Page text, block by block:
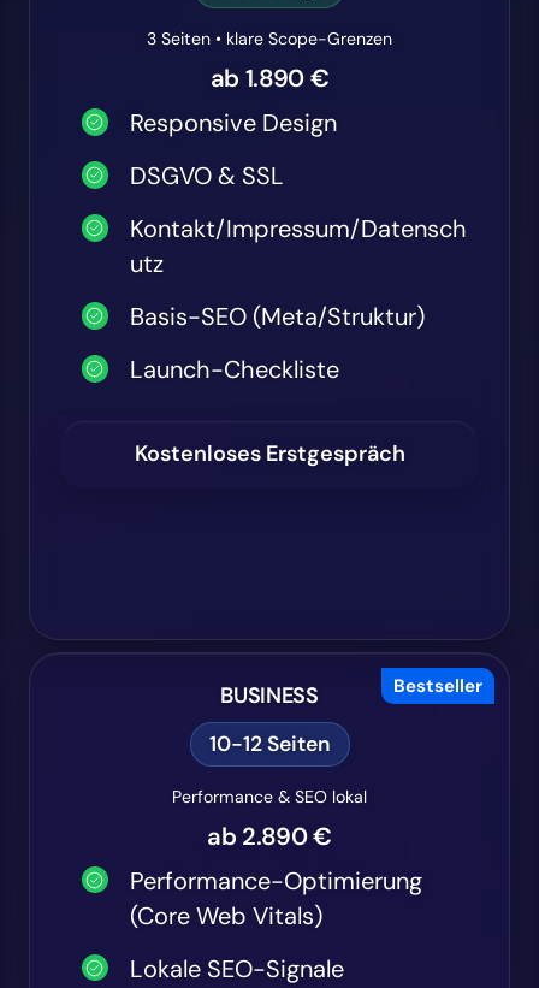
3 Seiten • klare Scope-Grenzen
ab 1.890 €
Responsive Design
DSGVO & SSL
Kontakt/Impressum/Datensch
utz
Basis-SEO (Meta/Struktur)
Launch-Checkliste
Kostenloses Erstgespräch
Bestseller
BUSINESS
10-12 Seiten
Performance & SEO lokal
ab 2.890 €
Performance-Optimierung
(Core Web Vitals)
Lokale SEO-Signale